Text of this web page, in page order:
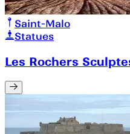
Saint-Malo
Statues
Les Rochers